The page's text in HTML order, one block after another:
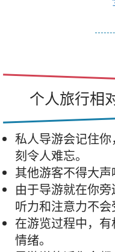
个人旅行相
私人导游会记住
刻令人难忘。
其他游客不得大声
由于导游就在你
听力和注意力不会
在游览过程中，
情绪。